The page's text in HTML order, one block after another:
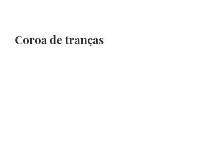
Coroa de tranças